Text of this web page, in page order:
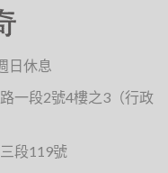
日休息
一段2號4樓之3（行政
段119號